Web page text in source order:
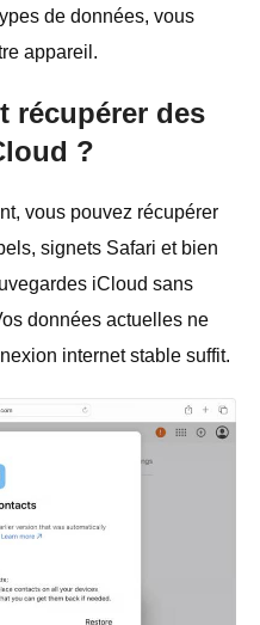
de données, vous
appareil.
récupérer des
?
vous pouvez récupérer
signets Safari et bien
iCloud sans
données actuelles ne
internet stable suffit.